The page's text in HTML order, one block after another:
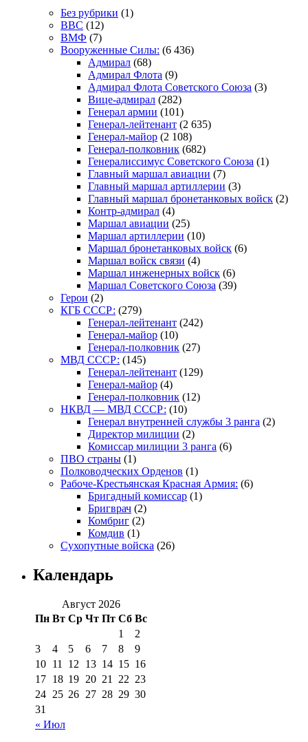
Без рубрики (1)
ВВС (12)
ВМФ (7)
Вооруженные Силы: (6 436)
Адмирал (68)
Адмирал Флота (9)
Адмирал Флота Советского Союза (3)
Вице-адмирал (282)
Генерал армии (101)
Генерал-лейтенант (2 635)
Генерал-майор (2 108)
Генерал-полковник (682)
Генералиссимус Советского Союза (1)
Главный маршал авиации (7)
Главный маршал артиллерии (3)
Главный маршал бронетанковых войск (2)
Контр-адмирал (4)
Маршал авиации (25)
Маршал артиллерии (10)
Маршал бронетанковых войск (6)
Маршал войск связи (4)
Маршал инженерных войск (6)
Маршал Советского Союза (39)
Герои (2)
КГБ СССР: (279)
Генерал-лейтенант (242)
Генерал-майор (10)
Генерал-полковник (27)
МВД СССР: (145)
Генерал-лейтенант (129)
Генерал-майор (4)
Генерал-полковник (12)
НКВД — МВД СССР: (10)
Генерал внутренней службы 3 ранга (2)
Директор милиции (2)
Комиссар милиции 3 ранга (6)
ПВО страны (1)
Полководческих Орденов (1)
Рабоче-Крестьянская Красная Армия: (6)
Бригадный комиссар (1)
Бригврач (2)
Комбриг (2)
Комдив (1)
Сухопутные войска (26)
Календарь
Август 2026
Пн Вт Ср Чт Пт Сб Вс
« Июл
1
2
3
4 5 6 7 8
9
10 11 12 13 14 15 16
17 18 19 20 21 22 23
24 25 26 27 28 29 30
31